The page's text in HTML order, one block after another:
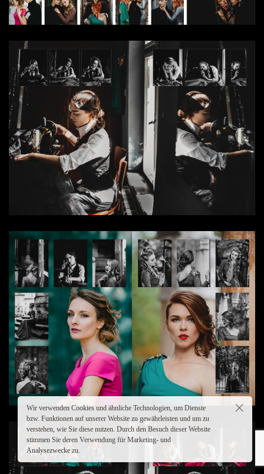
Wir verwenden Cookies und ähnliche Technologien, um Dienste
bzw. Funktionen auf unserer Website zu gewährleisten und um zu
verstehen, wie Sie diese nutzen. Durch den Besuch dieser Website
stimmen Sie deren Verwendung für Marketing- und
Analysezwecke zu.